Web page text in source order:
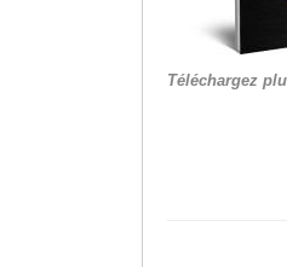
Téléchargez